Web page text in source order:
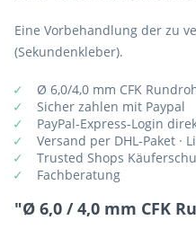
Eine Vorbehandlung der zu
(Sekundenkleber).
Ø 6,0/4,0 mm CFK
Sicher zahlen mit Paypal
PayPal-Express-Login
Versand per DHL-Paket ·
Trusted Shops
Fachberatung
"Ø 6,0 / 4,0 mm CFK